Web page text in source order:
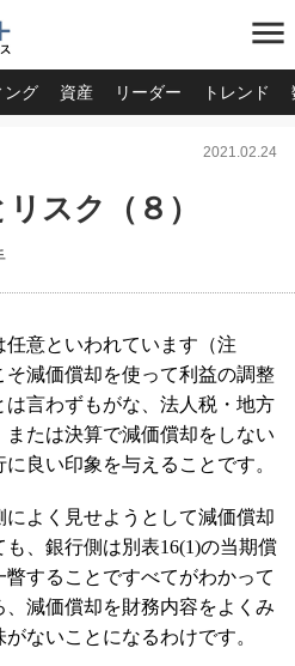
menu
ング 資産 リーダー トレンド
2021.02.24
スク（８）
意といわれています（注
そ減価償却を使って利益の調整
言わずもがな、法人税・地方
たは決算で減価償却をしない
良い印象を与えることです。
よく見せようとして減価償却
、銀行側は別表16(1)の当期償
することですべてがわかって
、減価償却を財務内容をよくみ
ないことになるわけです。